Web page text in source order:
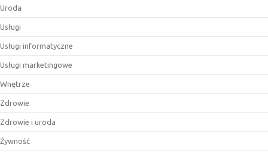
Uroda
Usługi
Usługi informatyczne
Usługi marketingowe
Wnętrze
Zdrowie
Zdrowie i uroda
Żywność